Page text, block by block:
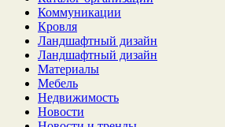
Коммуникации
Кровля
Ландшафтный дизайн
Ландшафтный дизайн
Материалы
Мебель
Недвижимость
Новости